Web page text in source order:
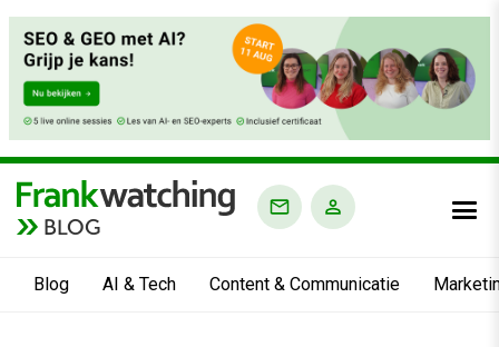
BLOG
Blog AI & Tech Content & Communicatie